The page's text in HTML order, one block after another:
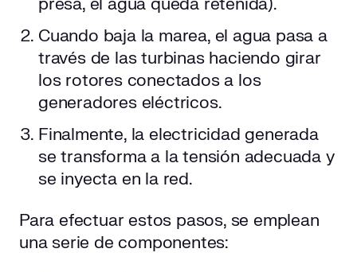
Cuando baja la marea, el agua pasa a
través de las turbinas haciendo girar
los rotores conectados a los
generadores eléctricos.
Finalmente, la electricidad generada
se transforma a la tensión adecuada y
se inyecta en la red.
Para efectuar estos pasos, se emplean
una serie de componentes: